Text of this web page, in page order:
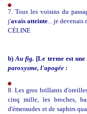
7. Tous les voisins du
j'avais atteinte... je devenais
CÉLINE
b)Au fig. [Le terme est
paroxysme, l'apogée :
8. Les gros brillants
cinq mille, les broches,
d'émeraudes et de saphirs